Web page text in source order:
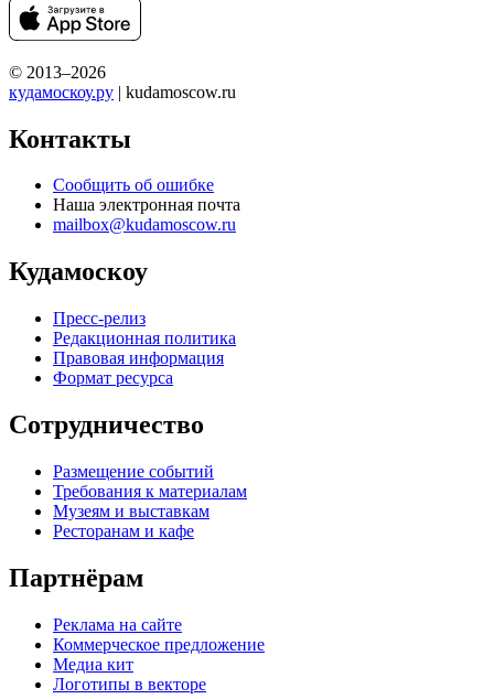
© 2013–2026
кудамоскоу.ру | kudamoscow.ru
Контакты
Сообщить об ошибке
Наша электронная почта
mailbox@kudamoscow.ru
Кудамоскоу
Пресс-релиз
Редакционная политика
Правовая информация
Формат ресурса
Сотрудничество
Размещение событий
Требования к материалам
Музеям и выставкам
Ресторанам и кафе
Партнёрам
Реклама на сайте
Коммерческое предложение
Медиа кит
Логотипы в векторе